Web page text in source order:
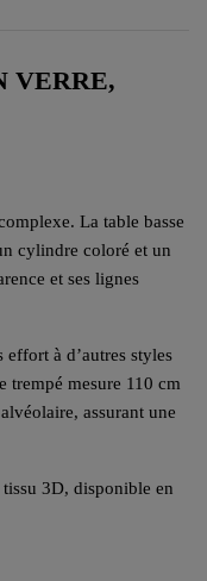
VERRE,
La table basse
cylindre coloré et un
et ses lignes
effort à d’autres styles
trempé mesure 110 cm
assurant une
3D, disponible en